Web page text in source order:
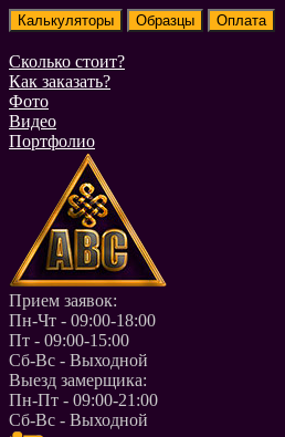
Сколько стоит?
Как заказать?
Фото
Видео
Портфолио
Прием заявок:
Пн-Чт - 09:00-18:00
Пт - 09:00-15:00
Сб-Вс - Выходной
Выезд замерщика:
Пн-Пт - 09:00-21:00
Сб-Вс - Выходной